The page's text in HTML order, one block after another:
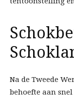
Na de Tweede
behoefte aan